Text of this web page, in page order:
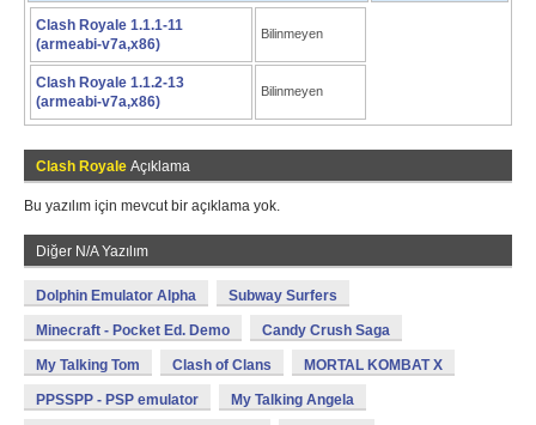
Clash Royale 1.1.1-11
(armeabi-v7a,x86)
Bilinmeyen
Clash Royale 1.1.2-13
(armeabi-v7a,x86)
Bilinmeyen
Clash Royale Açıklama
Bu yazılım için mevcut bir açıklama yok.
Diğer N/A Yazılım
Dolphin Emulator Alpha Subway Surfers
Minecraft - Pocket Ed. Demo Candy Crush Saga
My Talking Tom Clash of Clans MORTAL KOMBAT X
PPSSPP - PSP emulator My Talking Angela